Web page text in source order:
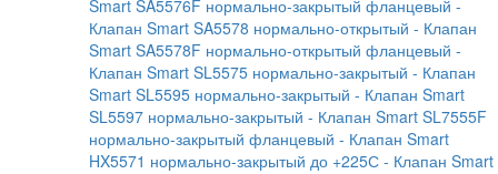
Smart SA5576F нормально-закрытый фланцевый -
Клапан Smart SA5578 нормально-открытый - Клапан
Smart SA5578F нормально-открытый фланцевый -
Клапан Smart SL5575 нормально-закрытый - Клапан
Smart SL5595 нормально-закрытый - Клапан Smart
SL5597 нормально-закрытый - Клапан Smart SL7555F
нормально-закрытый фланцевый - Клапан Smart
HX5571 нормально-закрытый до +225С - Клапан Smart